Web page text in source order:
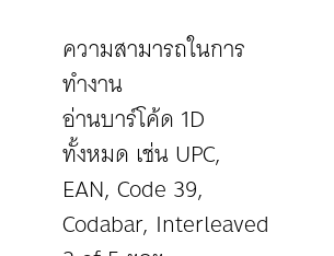
ความสามารถในการ
ทำงาน
อ่านบาร์โค้ด 1D
ทั้งหมด เช่น UPC,
EAN, Code 39,
Codabar, Interleaved